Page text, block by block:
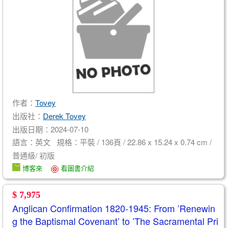
作者： Tovey
出版社： Derek Tovey
出版日期：2024-07-10
語言：英文 規格：平裝 / 136頁 / 22.86 x 15.24 x 0.74 cm /
普通級/ 初版
博客來 看圖書介紹
$ 7,975
Anglican Confirmation 1820-1945: From ’Renewin
g the Baptismal Covenant’ to ’The Sacramental Pri